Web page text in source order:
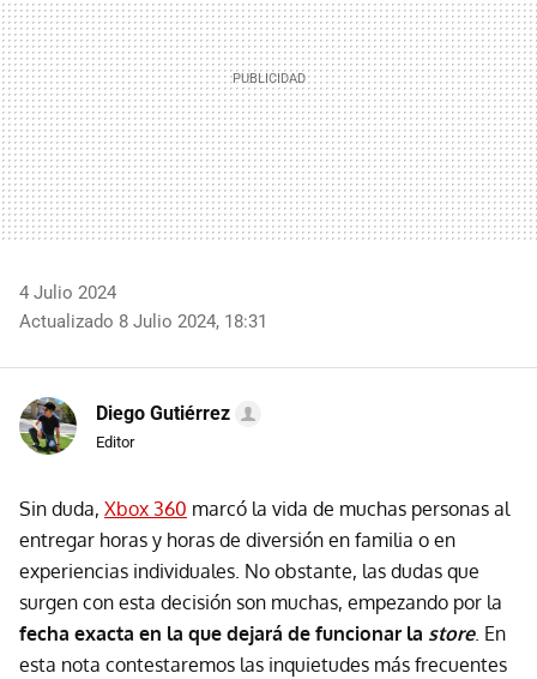
4 Julio 2024
Actualizado 8 Julio 2024, 18:31
Diego Gutiérrez
Editor
Sin duda, Xbox 360 marcó la vida de muchas personas al
entregar horas y horas de diversión en familia o en
experiencias individuales. No obstante, las dudas que
surgen con esta decisión son muchas, empezando por la
fecha exacta en la que dejará de funcionar la store. En
esta nota contestaremos las inquietudes más frecuentes